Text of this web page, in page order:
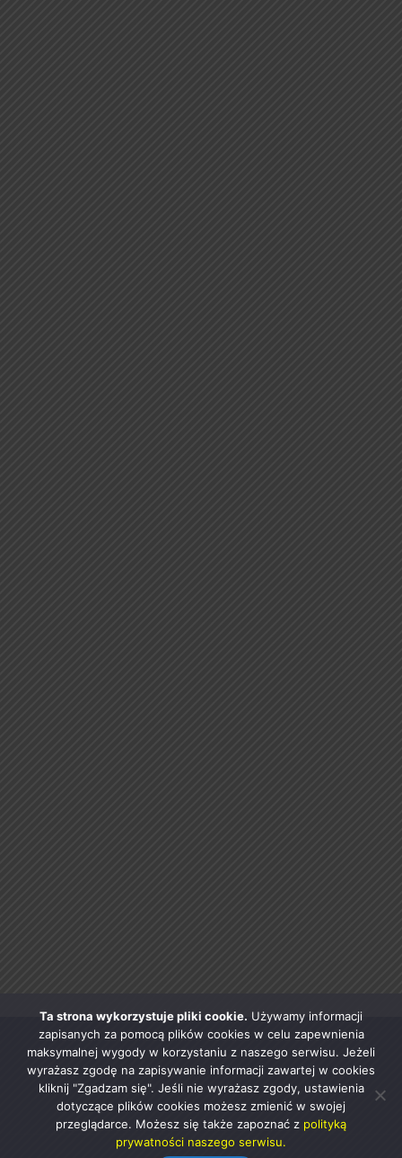
Ta strona wykorzystuje pliki cookie. Używamy informacji
zapisanych za pomocą plików cookies w celu zapewnienia
maksymalnej wygody w korzystaniu z naszego serwisu. Jeżeli
wyrażasz zgodę na zapisywanie informacji zawartej w cookies
kliknij "Zgadzam się". Jeśli nie wyrażasz zgody, ustawienia
dotyczące plików cookies możesz zmienić w swojej
przeglądarce. Możesz się także zapoznać z polityką
prywatności naszego serwisu.